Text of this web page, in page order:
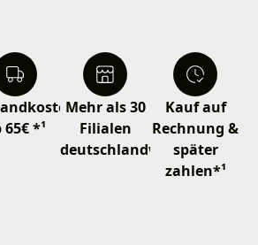
65€ *¹
Mehr als 30
Filialen
deutschlandweit
Kauf auf
Rechnung &
später
zahlen*¹